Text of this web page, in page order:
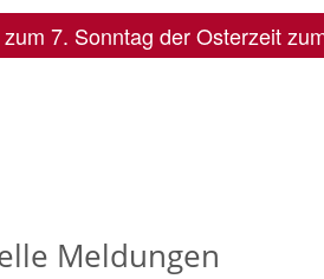
7. Sonntag der Osterzeit
Meldungen